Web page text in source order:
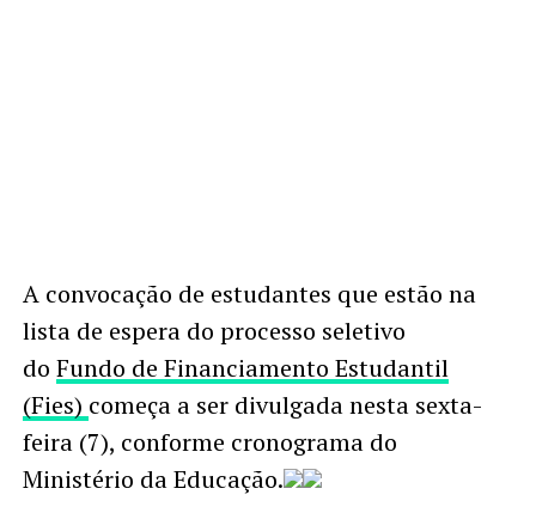
A convocação de estudantes que estão na
lista de espera do processo seletivo
do Fundo de Financiamento Estudantil
(Fies) começa a ser divulgada nesta sexta-
feira (7), conforme cronograma do
Ministério da Educação.